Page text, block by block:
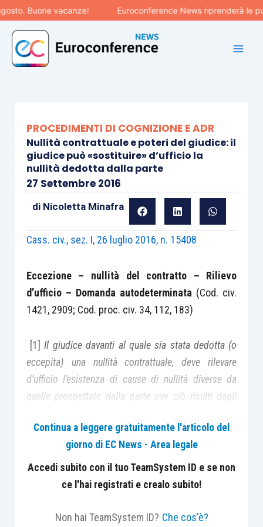
Vai
al
contenuto
Buone vacanze! Euroconference News riprenderà le
PROCEDIMENTI DI COGNIZIONE E ADR
Nullità contrattuale e poteri del giudice: il
giudice può «sostituire» d’ufficio la
nullità dedotta dalla parte
27 Settembre 2016
di Nicoletta Minafra
Cass. civ., sez. I, 26 luglio 2016, n. 15408
Eccezione – nullità del contratto – Rilievo
d’ufficio – Domanda autodeterminata (Cod. civ.
1421, 2909; Cod. proc. civ. 34, 112, 183)
[1]Il giudice davanti al quale sia stata dedotta (o
eccepita) una nullità contrattuale, deve rilevare
d’ufficio l’esistenza di cause di nullità diverse da
quelle prospettate dalla parte ove ciò risulti dagli
diritto autodeterminato e ciò comporta che un
eventuale profilo diverso di nullità,
indipendentemente dalla sua specifica deduzione,
deve poter essere comunque esaminato. Pertanto,
eccezione per aver prospettato nuovi profili di nullità
Continua a leggere gratuitamente l'articolo del
giorno di EC News - Area legale
Accedi subito con il tuo TeamSystem ID e se non
ce l'hai registrati e crealo subito!
Non hai TeamSystem ID? Che cos'è?